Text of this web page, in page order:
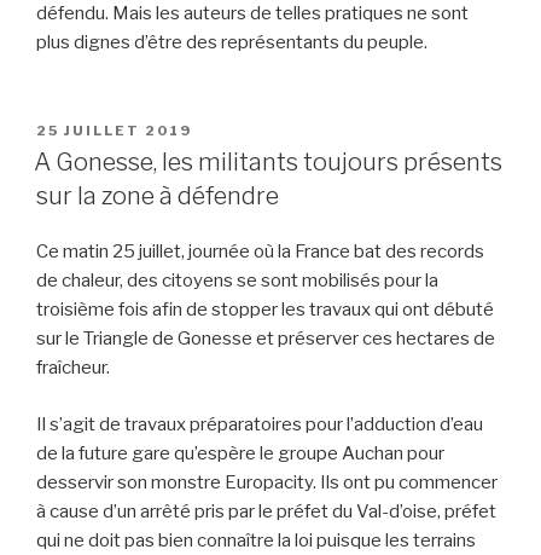
défendu. Mais les auteurs de telles pratiques ne sont
plus dignes d’être des représentants du peuple.
PUBLIÉ
LE
25 JUILLET 2019
A Gonesse, les militants toujours présents
sur la zone à défendre
Ce matin 25 juillet, journée où la France bat des records
de chaleur, des citoyens se sont mobilisés pour la
troisième fois afin de stopper les travaux qui ont débuté
sur le Triangle de Gonesse et préserver ces hectares de
fraîcheur.
Il s’agit de travaux préparatoires pour l’adduction d’eau
de la future gare qu’espère le groupe Auchan pour
desservir son monstre Europacity. Ils ont pu commencer
à cause d’un arrêté pris par le préfet du Val-d’oise, préfet
qui ne doit pas bien connaître la loi puisque les terrains